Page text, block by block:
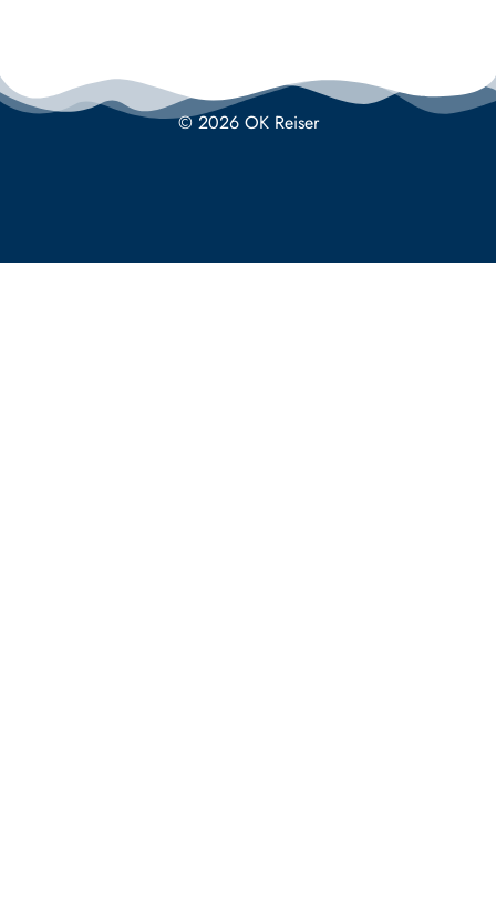
© 2026 OK Reiser